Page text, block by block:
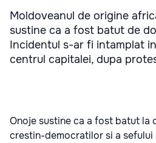
Moldoveanul de origine
sustine ca a fost batut de
Incidentul s-ar fi intamplat
centrul capitalei, dupa
Onoje sustine ca a fost batut la
crestin-democratilor si a